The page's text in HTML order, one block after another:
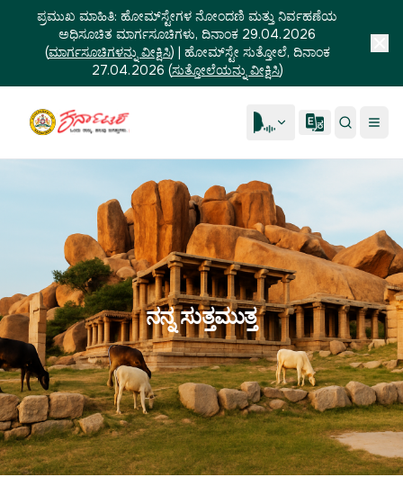
ಪ್ರಮುಖ ಮಾಹಿತಿ: ಹೋಮ್‌ಸ್ಟೇಗಳ ನೋಂದಣಿ ಮತ್ತು ನಿರ್ವಹಣೆಯ
ಅಧಿಸೂಚಿತ ಮಾರ್ಗಸೂಚಿಗಳು, ದಿನಾಂಕ 29.04.2026
(ಮಾರ್ಗಸೂಚಿಗಳನ್ನು ವೀಕ್ಷಿಸಿ) | ಹೋಮ್‌ಸ್ಟೇ ಸುತ್ತೋಲೆ, ದಿನಾಂಕ
27.04.2026 (ಸುತ್ತೋಲೆಯನ್ನು ವೀಕ್ಷಿಸಿ)
ನನ್ನ ಸುತ್ತಮುತ್ತ